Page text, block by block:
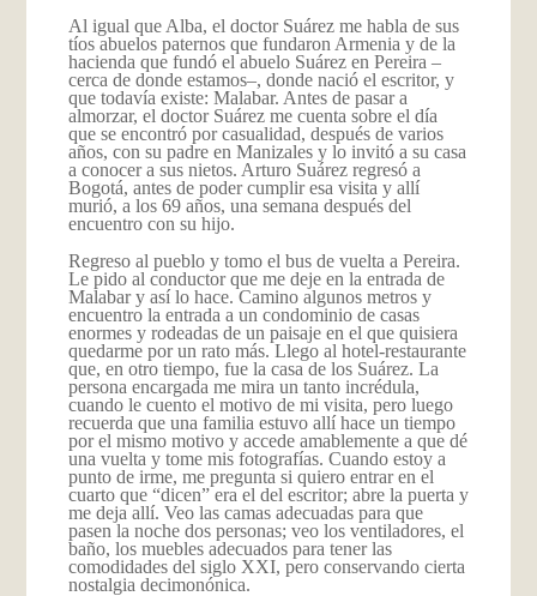
Al igual que Alba, el doctor Suárez me habla de sus
tíos abuelos paternos que fundaron Armenia y de la
hacienda que fundó el abuelo Suárez en Pereira –
cerca de donde estamos–, donde nació el escritor, y
que todavía existe: Malabar. Antes de pasar a
almorzar, el doctor Suárez me cuenta sobre el día
que se encontró por casualidad, después de varios
años, con su padre en Manizales y lo invitó a su casa
a conocer a sus nietos. Arturo Suárez regresó a
Bogotá, antes de poder cumplir esa visita y allí
murió, a los 69 años, una semana después del
encuentro con su hijo.
Regreso al pueblo y tomo el bus de vuelta a Pereira.
Le pido al conductor que me deje en la entrada de
Malabar y así lo hace. Camino algunos metros y
encuentro la entrada a un condominio de casas
enormes y rodeadas de un paisaje en el que quisiera
quedarme por un rato más. Llego al hotel-restaurante
que, en otro tiempo, fue la casa de los Suárez. La
persona encargada me mira un tanto incrédula,
cuando le cuento el motivo de mi visita, pero luego
recuerda que una familia estuvo allí hace un tiempo
por el mismo motivo y accede amablemente a que dé
una vuelta y tome mis fotografías. Cuando estoy a
punto de irme, me pregunta si quiero entrar en el
cuarto que “dicen” era el del escritor; abre la puerta y
me deja allí. Veo las camas adecuadas para que
pasen la noche dos personas; veo los ventiladores, el
baño, los muebles adecuados para tener las
comodidades del siglo XXI, pero conservando cierta
nostalgia decimonónica.